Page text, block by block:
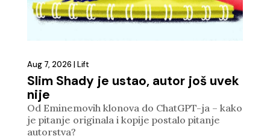
Slim Shady je ustao, autor još uvek
nije
Aug 7, 2026 | Lift
Od Eminemovih klonova do ChatGPT-ja – kako
je pitanje originala i kopije postalo pitanje
autorstva?